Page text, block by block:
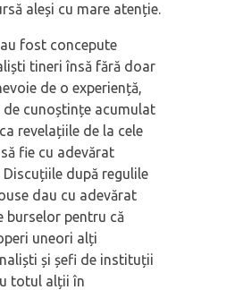
aleși cu mare atenție.
fost concepute
tineri însă fără doar
de o experiență,
de cunoștințe acumulat
revelațiile de la cele
fie cu adevărat
după regulile
dau cu adevărat
burselor pentru că
uneori alți
și șefi de instituții
totul alții în